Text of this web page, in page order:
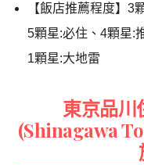
【飯店推薦程度】3
5顆星:必住、4顆星:
1顆星:大地雷
東京品川
(Shinagawa